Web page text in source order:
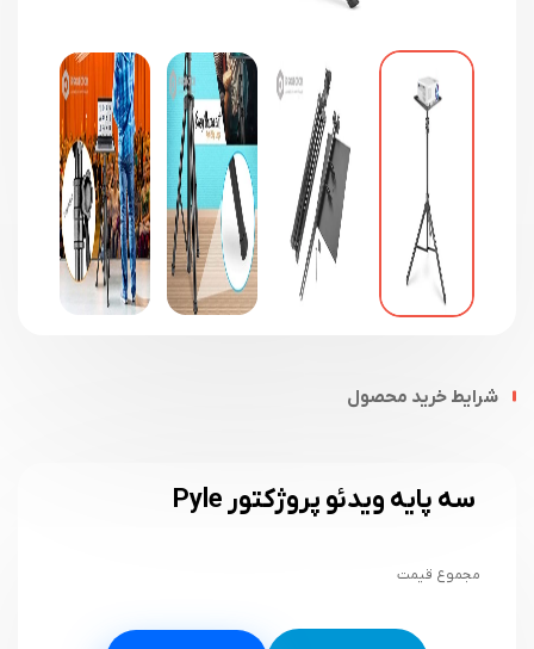
شرایط خرید محصول
سه پایه ویدئو پروژکتور Pyle
مجموع قیمت